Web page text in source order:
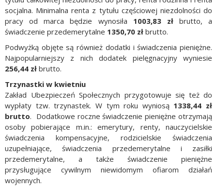
socjalna. Minimalna renta z tytułu częściowej niezdolności do
pracy od marca będzie wynosiła 1003,83 zł brutto,
a
świadczenie przedemerytalne 1350,70 zł brutto.
Podwyżką objęte są również dodatki i świadczenia pieniężne.
Najpopularniejszy z nich dodatek pielęgnacyjny wyniesie
256,44 zł brutto.
Trzynastki w kwietniu
Zakład Ubezpieczeń Społecznych przygotowuje się też do
wypłaty tzw. trzynastek. W tym roku wyniosą 1338,44 zł
brutto. Dodatkowe roczne świadczenie pieniężne otrzymają
osoby pobierające m.in.: emerytury, renty, nauczycielskie
świadczenia kompensacyjne, rodzicielskie świadczenia
uzupełniające, świadczenia przedemerytalne i zasiłki
przedemerytalne, a także świadczenie pieniężne
przysługujące cywilnym niewidomym ofiarom działań
wojennych.